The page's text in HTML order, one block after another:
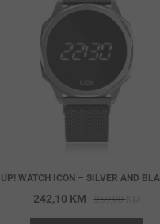
UP! WATCH ICON – SILVER AND
269,00KM
price
242,10 KM
price